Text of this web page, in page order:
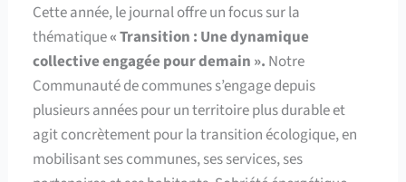
Cette année, le journal offre un focus sur la
thématique« Transition : Une dynamique
collective engagée pour demain ». Notre
Communauté de communes s’engage depuis
plusieurs années pour un territoire plus durable et
agit concrètement pour la transition écologique, en
mobilisant ses communes, ses services, ses